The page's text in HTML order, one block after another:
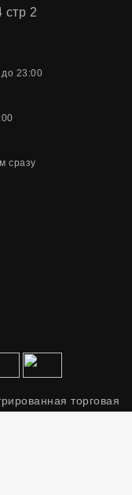
2
23:00
сразу
торговая